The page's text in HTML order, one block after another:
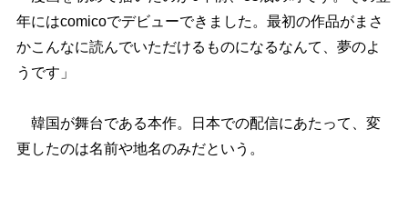
年にはcomicoでデビューできました。最初の作品がまさ
かこんなに読んでいただけるものになるなんて、夢のよ
うです」
韓国が舞台である本作。日本での配信にあたって、変
更したのは名前や地名のみだという。